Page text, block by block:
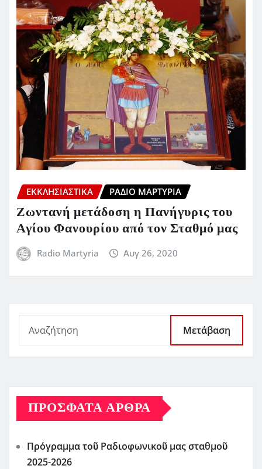
ΕΚΚΛΗΣΙΑΣΤΙΚΆ ΡΆΔΙΟ ΜΑΡΤΥΡΊΑ
Ζωντανή μετάδοση η Πανήγυρις του
Αγίου Φανουρίου από τον Σταθμό μας
Radio Martyria Αυγ 26, 2020
Μετάβαση
ΠΡΌΣΦΑΤΑ ΆΡΘΡΑ
Πρόγραμμα τοῦ Ραδιοφωνικοῦ μας σταθμοῦ
2025-2026